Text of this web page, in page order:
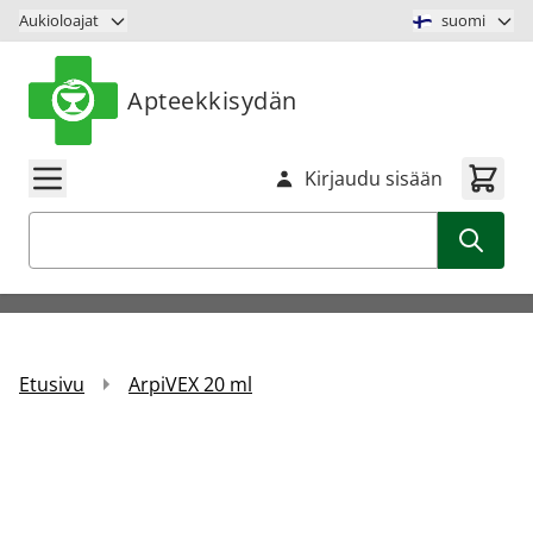
Siirry sisältöön
Aukioloajat suomi
Apteekkisydän
Kirjaudu sisään
Etusivu ArpiVEX 20 ml